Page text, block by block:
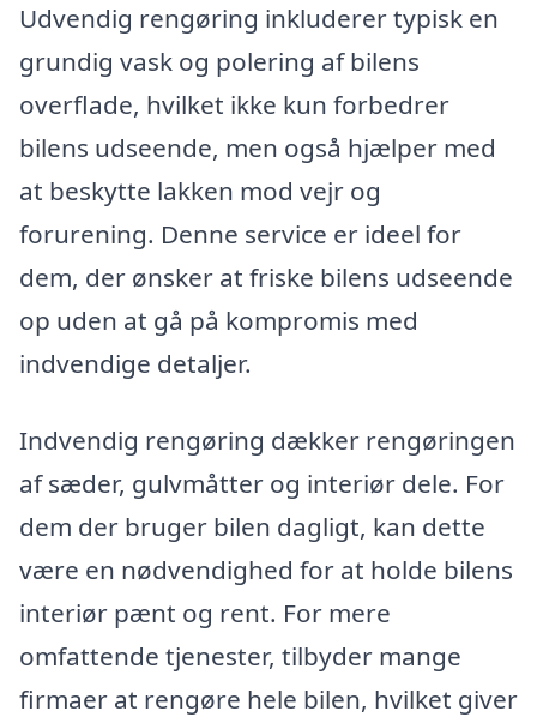
Udvendig rengøring inkluderer typisk en
grundig vask og polering af bilens
overflade, hvilket ikke kun forbedrer
bilens udseende, men også hjælper med
at beskytte lakken mod vejr og
forurening. Denne service er ideel for
dem, der ønsker at friske bilens udseende
op uden at gå på kompromis med
indvendige detaljer.
Indvendig rengøring dækker rengøringen
af sæder, gulvmåtter og interiør dele. For
dem der bruger bilen dagligt, kan dette
være en nødvendighed for at holde bilens
interiør pænt og rent. For mere
omfattende tjenester, tilbyder mange
firmaer at rengøre hele bilen, hvilket giver